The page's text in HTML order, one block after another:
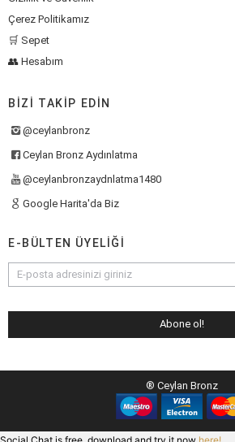
Çerez Politikamız
🛒 Sepet
👥 Hesabım
BIZI TAKIP EDIN
@ceylanbronz
Ceylan Bronz Aydınlatma
@ceylanbronzaydnlatma1480
Google Harita'da Biz
E-BÜLTEN ÜYELIĞI
® Ceylan Bronz